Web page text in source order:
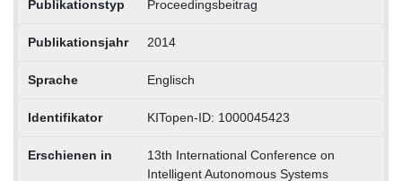
Publikationstyp Proceedingsbeitrag
Publikationsjahr 2014
Sprache Englisch
Identifikator KITopen-ID: 1000045423
Erschienen in
13th International Conference on
Intelligent Autonomous Systems